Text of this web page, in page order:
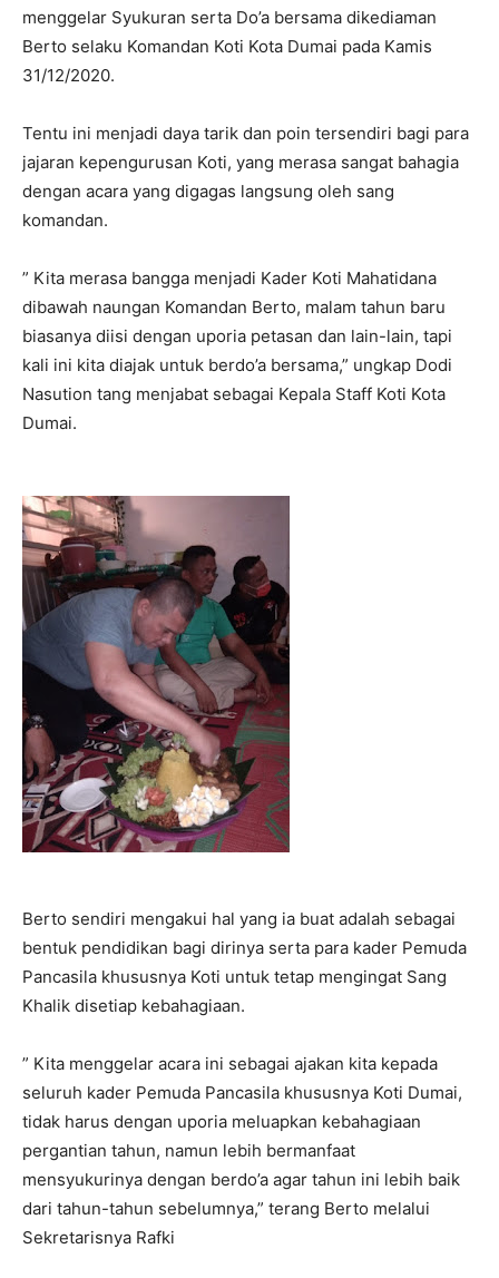
menggelar Syukuran serta Do’a bersama dikediaman
Berto selaku Komandan Koti Kota Dumai pada Kamis
31/12/2020.
Tentu ini menjadi daya tarik dan poin tersendiri bagi para
jajaran kepengurusan Koti, yang merasa sangat bahagia
dengan acara yang digagas langsung oleh sang
komandan.
” Kita merasa bangga menjadi Kader Koti Mahatidana
dibawah naungan Komandan Berto, malam tahun baru
biasanya diisi dengan uporia petasan dan lain-lain, tapi
kali ini kita diajak untuk berdo’a bersama,” ungkap Dodi
Nasution tang menjabat sebagai Kepala Staff Koti Kota
Dumai.
Berto sendiri mengakui hal yang ia buat adalah sebagai
bentuk pendidikan bagi dirinya serta para kader Pemuda
Pancasila khususnya Koti untuk tetap mengingat Sang
Khalik disetiap kebahagiaan.
” Kita menggelar acara ini sebagai ajakan kita kepada
seluruh kader Pemuda Pancasila khususnya Koti Dumai,
tidak harus dengan uporia meluapkan kebahagiaan
pergantian tahun, namun lebih bermanfaat
mensyukurinya dengan berdo’a agar tahun ini lebih baik
dari tahun-tahun sebelumnya,” terang Berto melalui
Sekretarisnya Rafki